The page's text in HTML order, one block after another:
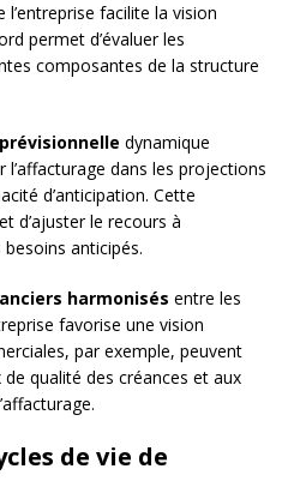
facilite la vision
permet d’évaluer les
composantes de la structure
dynamique
dans les projections
d’anticipation. Cette
d’ajuster le recours à
anticipés.
harmonisés entre les
favorise une vision
par exemple, peuvent
qualité des créances et aux
de vie de